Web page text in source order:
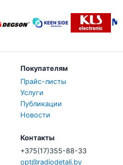
Покупателям
Прайс-листы
Услуги
Публикации
Новости
Контакты
+375(17)355-88-33
opt@radiodetali.by